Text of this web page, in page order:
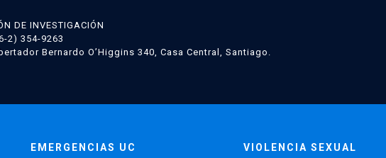
DE INVESTIGACIÓN
2) 354-9263
Bernardo O’Higgins 340, Casa Central, Santiago.
EMERGENCIAS UC VIOLENCIA SEXUAL